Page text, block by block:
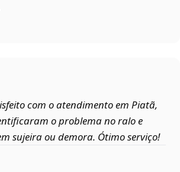
com o atendimento em Piatã,
o problema no ralo e
sujeira ou demora. Ótimo serviço!